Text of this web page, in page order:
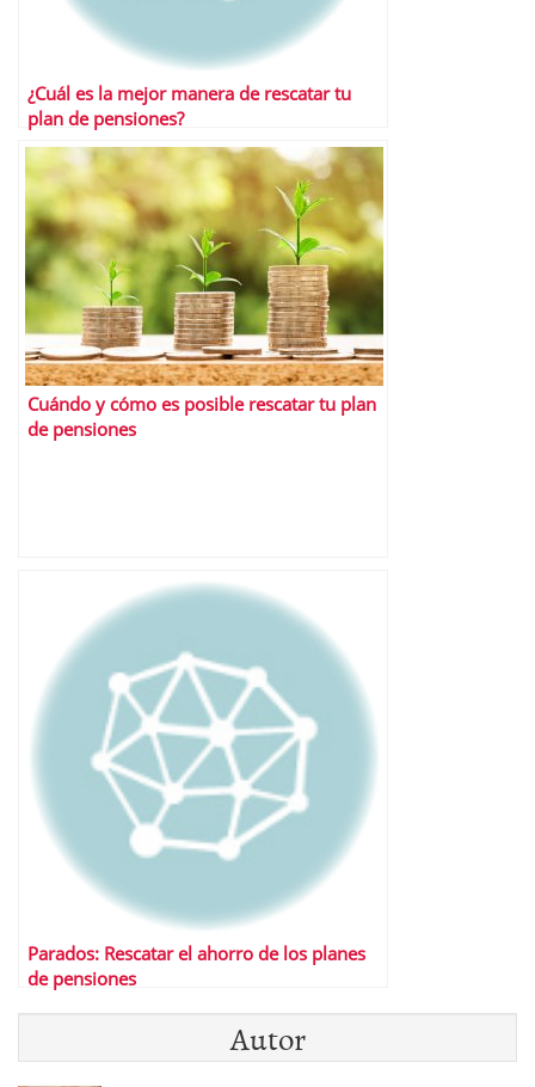
¿Cuál es la mejor manera de rescatar tu
plan de pensiones?
Cuándo y cómo es posible rescatar tu plan
de pensiones
Parados: Rescatar el ahorro de los planes
de pensiones
Autor